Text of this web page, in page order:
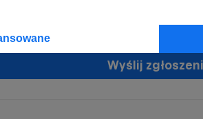
spełnienie wszystkich Twoich praw
tj. prawo dostępu, sprostowania oraz usunięcia
a także prawo wyrażenia sprzeciwu wobec
dla osób niepełnoletnich możliwa jest po
Wyślij